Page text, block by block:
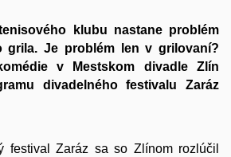
klubu nastane problém
grila. Je problém len v grilovaní?
v Mestskom divadle Zlín
divadelného festivalu Zaráz
festival Zaráz sa so Zlínom rozlúčil